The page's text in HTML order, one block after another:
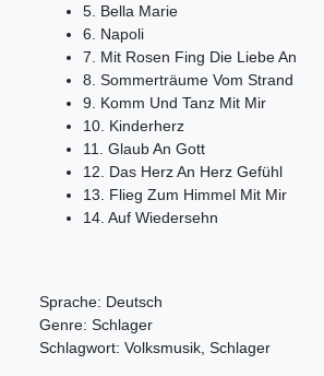
5. Bella Marie
6. Napoli
7. Mit Rosen Fing Die Liebe An
8. Sommerträume Vom Strand
9. Komm Und Tanz Mit Mir
10. Kinderherz
11. Glaub An Gott
12. Das Herz An Herz Gefühl
13. Flieg Zum Himmel Mit Mir
14. Auf Wiedersehn
Sprache: Deutsch
Genre: Schlager
Schlagwort: Volksmusik, Schlager